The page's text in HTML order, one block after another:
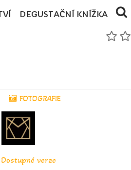
DEGUSTAČNÍ KNÍŽKA
FOTOGRAFIE
Dostupné verze